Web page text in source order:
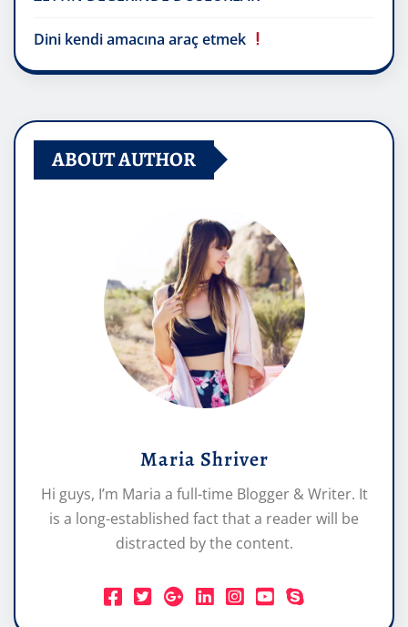
Dini kendi amacına araç etmek
ABOUT AUTHOR
Maria Shriver
Hi guys, I’m Maria a full-time Blogger & Writer. It
is a long-established fact that a reader will be
distracted by the content.